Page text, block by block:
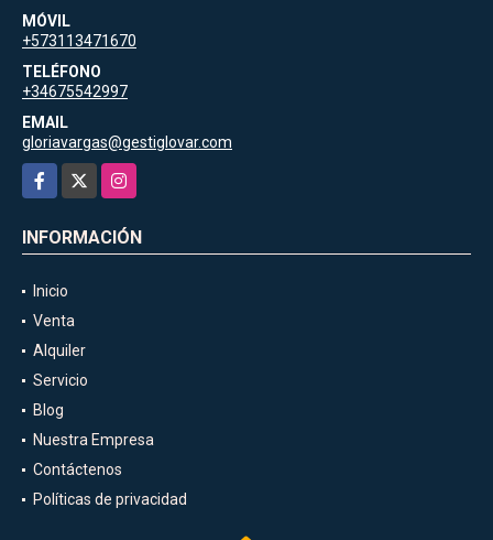
MÓVIL
+573113471670
TELÉFONO
+34675542997
EMAIL
gloriavargas@gestiglovar.com
Facebook
Instagram
INFORMACIÓN
Inicio
Venta
Alquiler
Servicio
Blog
Nuestra Empresa
Contáctenos
Políticas de privacidad